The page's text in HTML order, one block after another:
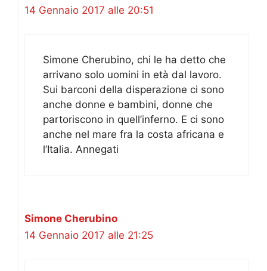
14 Gennaio 2017 alle 20:51
Simone Cherubino, chi le ha detto che
arrivano solo uomini in età dal lavoro.
Sui barconi della disperazione ci sono
anche donne e bambini, donne che
partoriscono in quell’inferno. E ci sono
anche nel mare fra la costa africana e
l’Italia. Annegati
Simone Cherubino
14 Gennaio 2017 alle 21:25